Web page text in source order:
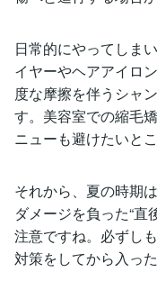
日常的にやってしま
イヤーやヘアアイロ
度な摩擦を伴うシャ
す。美容室での縮毛
ニューも避けたいとこ
それから、夏の時期
ダメージを負った“直
注意ですね。必ずし
対策をしてから入っ